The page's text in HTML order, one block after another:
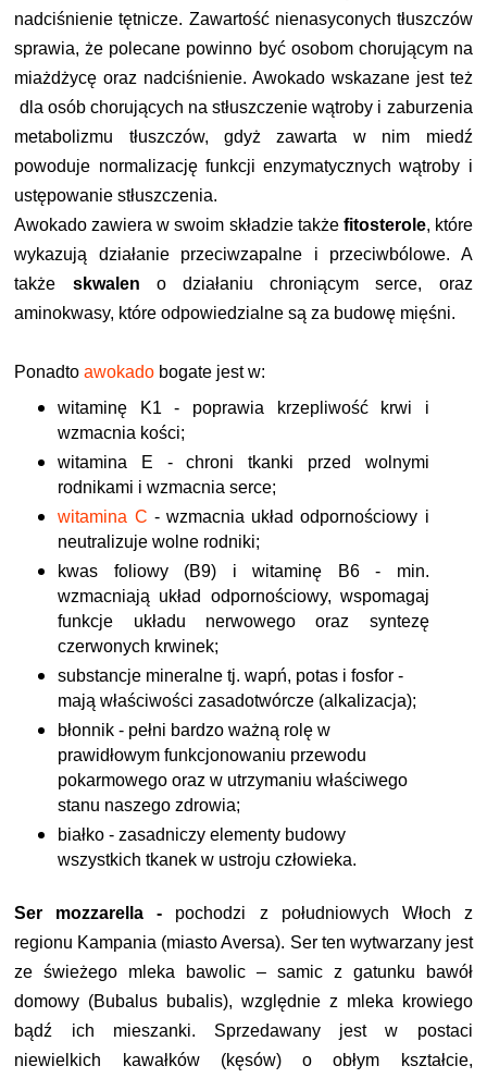
nadciśnienie tętnicze. Zawartość nienasyconych tłuszczów
sprawia, że polecane powinno być osobom chorującym na
miażdżycę oraz nadciśnienie. Awokado wskazane jest też
dla osób chorujących na stłuszczenie wątroby i zaburzenia
metabolizmu tłuszczów, gdyż zawarta w nim miedź
powoduje normalizację funkcji enzymatycznych wątroby i
ustępowanie stłuszczenia.
Awokado zawiera w swoim składzie także fitosterole, które
wykazują działanie przeciwzapalne i przeciwbólowe. A
także skwalen o działaniu chroniącym serce, oraz
aminokwasy, które odpowiedzialne są za budowę mięśni.
Ponadtoawokado bogate jest w:
witaminę
K1 - poprawia krzepliwość krwi i
wzmacnia kości;
witamina E - chroni tkanki przed wolnymi
rodnikami i wzmacnia serce;
witamina C - wzmacnia układ odpornościowy i
neutralizuje wolne rodniki;
kwas foliowy (B9) iwitaminę B6 - min.
wzmacniają układ odpornościowy, wspomagaj
funkcje układu nerwowego oraz syntezę
czerwonych krwinek;
substancje mineralne tj. wapń, potas i fosfor -
mają właściwości zasadotwórcze (alkalizacja);
błonnik - pełni bardzo ważną rolę w
prawidłowym funkcjonowaniu przewodu
pokarmowego oraz w utrzymaniu właściwego
stanu naszego zdrowia;
białko -zasadniczy elementy budowy
wszystkich tkanek w ustroju człowieka.
Ser mozzarella - pochodzi z południowych Włoch z
regionu Kampania (miasto Aversa). Ser ten wytwarzany jest
ze świeżego mleka bawolic – samic z gatunku bawół
domowy (Bubalus bubalis), względnie z mleka krowiego
bądź ich mieszanki. Sprzedawany jest w postaci
niewielkich kawałków (kęsów) o obłym kształcie,